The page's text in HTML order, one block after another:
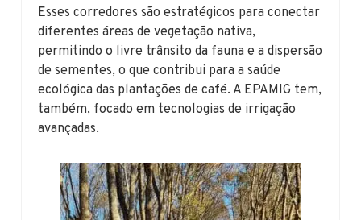
Esses corredores são estratégicos para conectar
diferentes áreas de vegetação nativa,
permitindo o livre trânsito da fauna e a dispersão
de sementes, o que contribui para a saúde
ecológica das plantações de café. A EPAMIG tem,
também, focado em tecnologias de irrigação
avançadas.